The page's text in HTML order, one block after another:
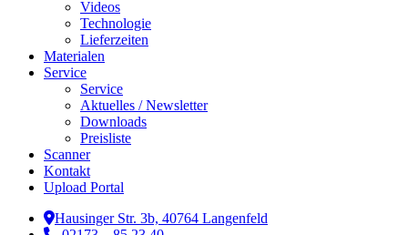
Videos
Technologie
Lieferzeiten
Materialen
Service
Service
Aktuelles / Newsletter
Downloads
Preisliste
Scanner
Kontakt
Upload Portal
Hausinger Str. 3b, 40764 Langenfeld